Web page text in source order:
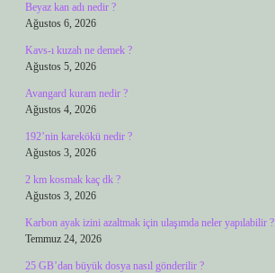
Beyaz kan adı nedir ?
Ağustos 6, 2026
Kavs-ı kuzah ne demek ?
Ağustos 5, 2026
Avangard kuram nedir ?
Ağustos 4, 2026
192’nin karekökü nedir ?
Ağustos 3, 2026
2 km kosmak kaç dk ?
Ağustos 3, 2026
Karbon ayak izini azaltmak için ulaşımda neler yapılabilir ?
Temmuz 24, 2026
25 GB’dan büyük dosya nasıl gönderilir ?